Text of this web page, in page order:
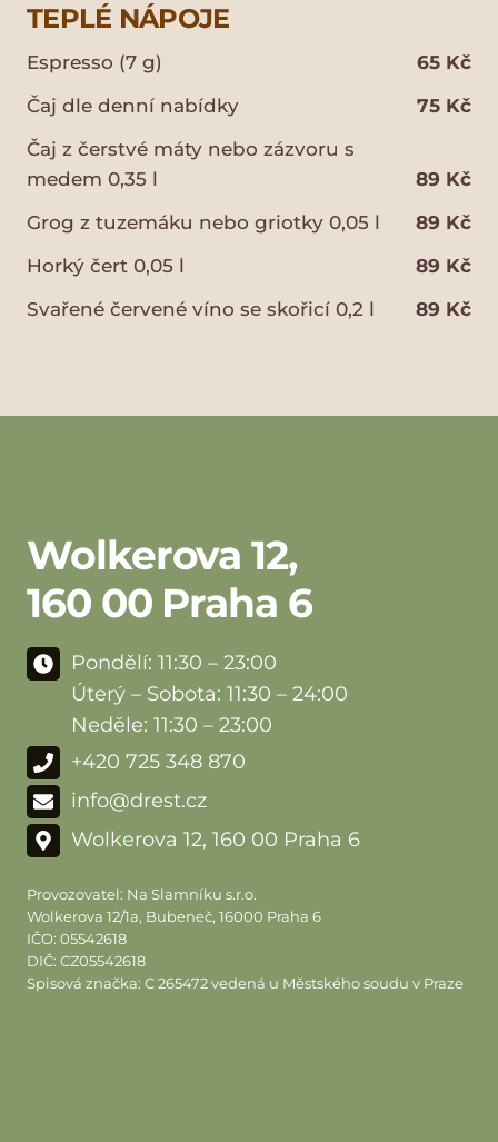
TEPLÉ NÁPOJE
Espresso (7 g)
65 Kč
Čaj dle denní nabídky
75 Kč
Čaj z čerstvé máty nebo zázvoru s
medem 0,35 l
89 Kč
Grog z tuzemáku nebo griotky 0,05 l
89 Kč
Horký čert 0,05 l
89 Kč
Svařené červené víno se skořicí 0,2 l
89 Kč
Wolkerova 12,
160 00 Praha 6
Pondělí: 11:30 – 23:00
Úterý – Sobota: 11:30 – 24:00
Neděle: 11:30 – 23:00
+420 725 348 870
info@drest.cz
Wolkerova 12, 160 00 Praha 6
Provozovatel: Na Slamníku s.r.o.
Wolkerova 12/1a, Bubeneč, 16000 Praha 6
IČO: 05542618
DIČ: CZ05542618
Spisová značka: C 265472 vedená u Městského soudu v Praze